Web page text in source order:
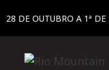
28 DE OUTUBRO A 1ª